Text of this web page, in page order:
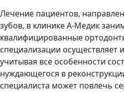
Лечение пациентов,
зубов, в клинике А-Медик
квалифицированные
специализации осуществляет
учитывая все особенности
нуждающегося в
специалиста может повлечь